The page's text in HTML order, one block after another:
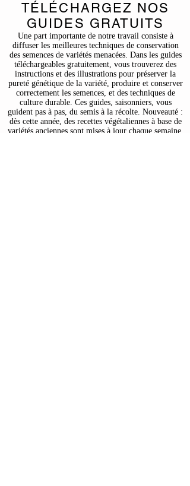
TÉLÉCHARGEZ NOS
GUIDES GRATUITS
Une part importante de notre travail consiste à
diffuser les meilleures techniques de conservation
des semences de variétés menacées. Dans les guides
téléchargeables gratuitement, vous trouverez des
instructions et des illustrations pour préserver la
pureté génétique de la variété, produire et conserver
correctement les semences, et des techniques de
culture durable. Ces guides, saisonniers, vous
guident pas à pas, du semis à la récolte. Nouveauté :
dès cette année, des recettes végétaliennes à base de
variétés anciennes sont mises à jour chaque semaine.